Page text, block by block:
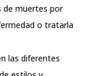
de muertes por
o tratarla
las diferentes